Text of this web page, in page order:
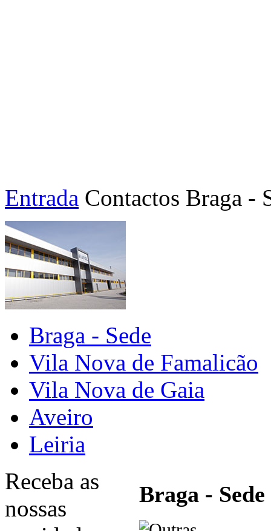
Entrada Contactos Braga -
Braga - Sede
Vila Nova de Famalicão
Vila Nova de Gaia
Aveiro
Leiria
Braga - Sede
Receba as
nossas